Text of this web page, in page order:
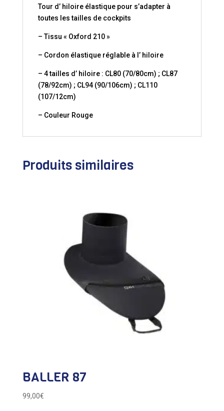
Tour d’ hiloire élastique pour s’adapter à
toutes les tailles de cockpits
– Tissu « Oxford 210 »
– Cordon élastique réglable à l’ hiloire
– 4 tailles d’ hiloire : CL80 (70/80cm) ; CL87
(78/92cm) ; CL94 (90/106cm) ; CL110
(107/12cm)
– Couleur Rouge
Produits similaires
BALLER 87
99,00€